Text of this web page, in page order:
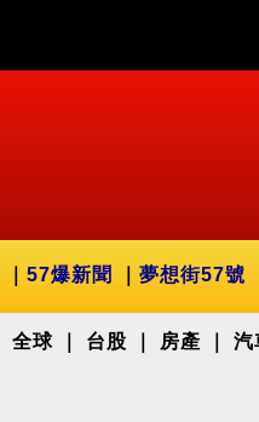
57爆新聞 夢想街57號
全球 台股 房產 汽